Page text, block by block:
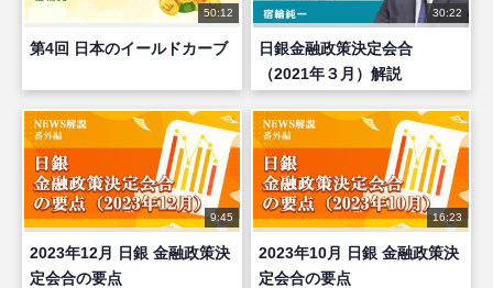
50:12
第4回 日本のイールドカーブ
30:22
日銀金融政策決定会合
（2021年３月）解説
9:45
2023年12月 日銀 金融政策決
定会合の要点
16:23
2023年10月 日銀 金融政策決
定会合の要点